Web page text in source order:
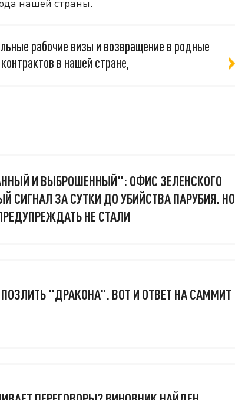
нашей страны.
рабочие визы и возвращение в родные
в нашей стране,
И ВЫБРОШЕННЫЙ": ОФИС ЗЕЛЕНСКОГО
СИГНАЛ ЗА СУТКИ ДО УБИЙСТВА ПАРУБИЯ. НО
НЕ СТАЛИ
"ДРАКОНА". ВОТ И ОТВЕТ НА САММИТ